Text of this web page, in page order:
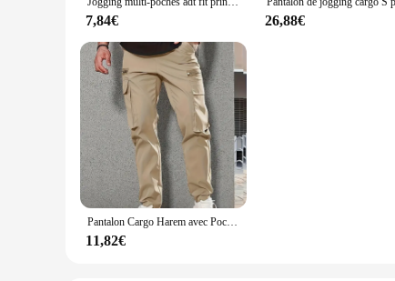
7,84€ 26,88€
Pantalon Cargo Harem avec Poches Latérales pour Homme, Fermeture Éclair, Noir, Hip Hop, Jogging Masculin Décontracté, FJM Fashion, Streetwear
11,82€